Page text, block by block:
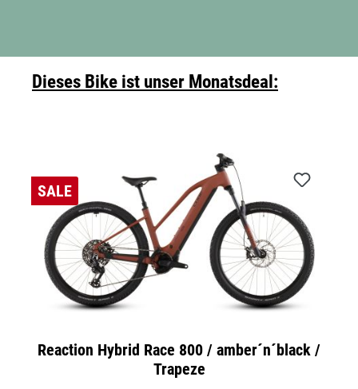
Dieses Bike ist unser Monatsdeal:
SALE
Reaction Hybrid Race 800 / amber´n´black /
Trapeze